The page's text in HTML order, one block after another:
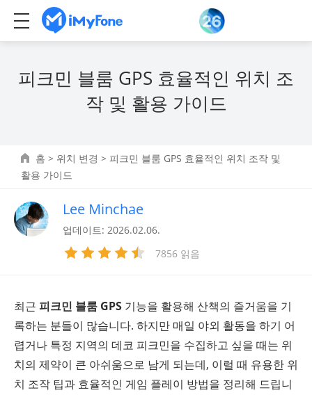
피크민 블룸 GPS 효율적인 위치 조
작 및 활용 가이드
홈 > 위치 변경 > 피크민 블룸 GPS 효율적인 위치 조작 및
활용 가이드
Lee Minchae
업데이트: 2026.02.06.
7856 읽음
최근 피크민 블룸 GPS 기능을 활용해 산책의 즐거움을 기
록하는 분들이 많습니다. 하지만 매일 야외 활동을 하기 어
렵거나 특정 지역의 데코 피크민을 수집하고 싶을 때는 위
치의 제약이 큰 아쉬움으로 남게 되는데, 이럴 때 유용한 위
치 조작 팁과 효율적인 게임 플레이 방법을 정리해 드립니